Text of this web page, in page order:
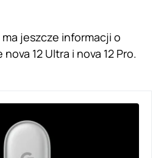
jeszcze informacji o
12 Ultra i nova 12 Pro.